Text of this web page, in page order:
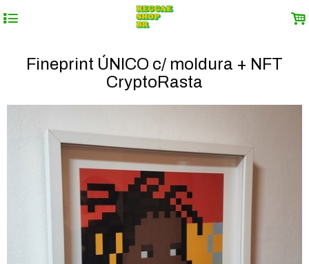
4 .
Fineprint ÚNICO c/ moldura + NFT
CryptoRasta